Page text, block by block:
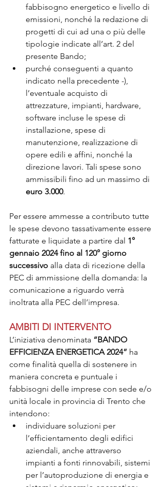
fabbisogno energetico e livello di
emissioni, nonché la redazione di
progetti di cui ad una o più delle
tipologie indicate all’art. 2 del
presente Bando;
purché conseguenti a quanto
indicato nella precedente -),
l’eventuale acquisto di
attrezzature, impianti, hardware,
software incluse le spese di
installazione, spese di
manutenzione, realizzazione di
opere edili e affini, nonché la
direzione lavori. Tali spese sono
ammissibili fino ad un massimo di
euro 3.000.
Per essere ammesse a contributo tutte
le spese devono tassativamente essere
fatturate e liquidate a partire dal 1°
gennaio 2024 fino al 120° giorno
successivo alla data di ricezione della
PEC di ammissione della domanda: la
comunicazione a riguardo verrà
inoltrata alla PEC dell’impresa.
AMBITI DI INTERVENTO
L’iniziativa denominata “BANDO
EFFICIENZA ENERGETICA 2024” ha
come finalità quella di sostenere in
maniera concreta e puntuale i
fabbisogni delle imprese con sede e/o
unità locale in provincia di Trento che
intendono:
individuare soluzioni per
l’efficientamento degli edifici
aziendali, anche attraverso
impianti a fonti rinnovabili, sistemi
per l’autoproduzione di energia e